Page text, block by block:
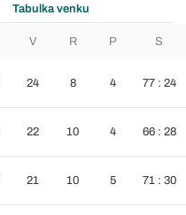
Tabulka venku
V R P S
24 8 4 77 : 24
22 10 4 66 : 28
21 10 5 71 : 30